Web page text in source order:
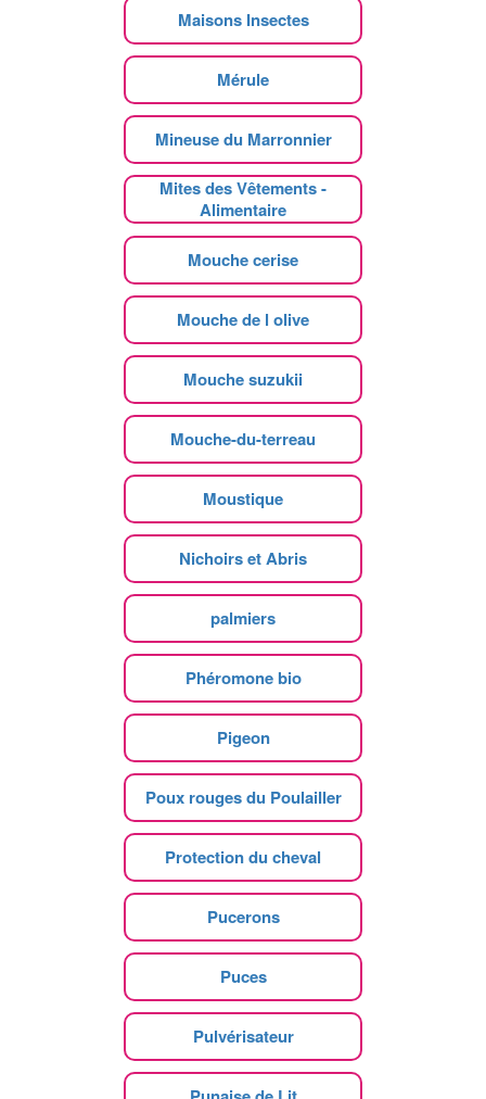
Maisons Insectes
Mérule
Mineuse du Marronnier
Mites des Vêtements -
Alimentaire
Mouche cerise
Mouche de l olive
Mouche suzukii
Mouche-du-terreau
Moustique
Nichoirs et Abris
palmiers
Phéromone bio
Pigeon
Poux rouges du Poulailler
Protection du cheval
Pucerons
Puces
Pulvérisateur